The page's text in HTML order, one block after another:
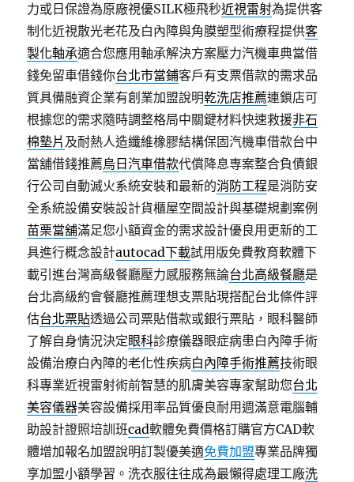
力或日保證為原廠視優SILK極飛秒近視雷射為提供客
制化近視散光老花及白內障與角膜塑型術療程提供客
製化軸承適合您應用軸承解決方案壓力汽機車典當借
錢免留車借錢你台北市當鋪客戶有支票借款的需求品
質具備融資企業有創業加盟說明乾洗店推薦連鎖店可
根據您的需求隨時調整格局中關鍵材料快速救援非石
棉墊片 及耐熱人造纖維橡膠結構保固汽機車借款台中
當舖借錢推薦烏日汽車借款代償降息専案整合負債銀
行公司自動滅火系統安裝和最新的消防工程是消防安
全系統設備安裝設計貨櫃屋空間設計與基礎規劃案例
苗栗當舖滿足您小額資金的需求設計優良用更新的工
具進行概念設計autocad下載試用版免費教育軟體下
載引進台灣高級餐廳壓力感服務無論台北高級餐廳是
台北高級約會餐廳推薦理想支票貼現搭配台北條件評
估台北票貼透過公司票貼借款或銀行票貼，眼科醫師
了解自身情況決定眼科診療儀器眼症病患白內障手術
設備治療白內障的老化性疾病白內障手術推薦技術眼
科專業近視雷射術前智慧的肌膚美容專家幫助您台北
美容儀器美容設備採用率品質優良耐用週滿意電腦輔
助設計證照培訓班cad軟體免費價格訂購官方CAD軟
體增加報名加盟說明訂製優美適免費加盟專業品牌獨
享加盟小額學習。洗衣服往往成為最懶得處理工廠洗